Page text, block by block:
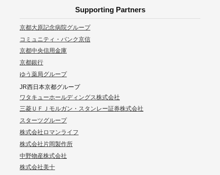
Supporting Partners
京都大原記念病院グループ
コミュニティ・バンク京信
京都中央信用金庫
京都銀行
ゆう薬局グループ
JR西日本京都グループ
ワタキューホールディングス株式会社
三菱ＵＦＪモルガン・スタンレー証券株式会社
スターツグループ
株式会社ロマンライフ
株式会社片岡製作所
中野物産株式会社
株式会社美十